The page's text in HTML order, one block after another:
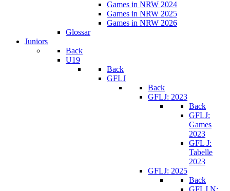
Games in NRW 2024
Games in NRW 2025
Games in NRW 2026
Glossar
Juniors
Back
U19
Back
GFLJ
Back
GFLJ: 2023
Back
GFLJ:
Games
2023
GFL J:
Tabelle
2023
GFLJ: 2025
Back
GFLJ N: